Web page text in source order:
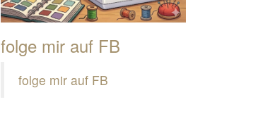
folge mir auf FB
folge mir auf FB